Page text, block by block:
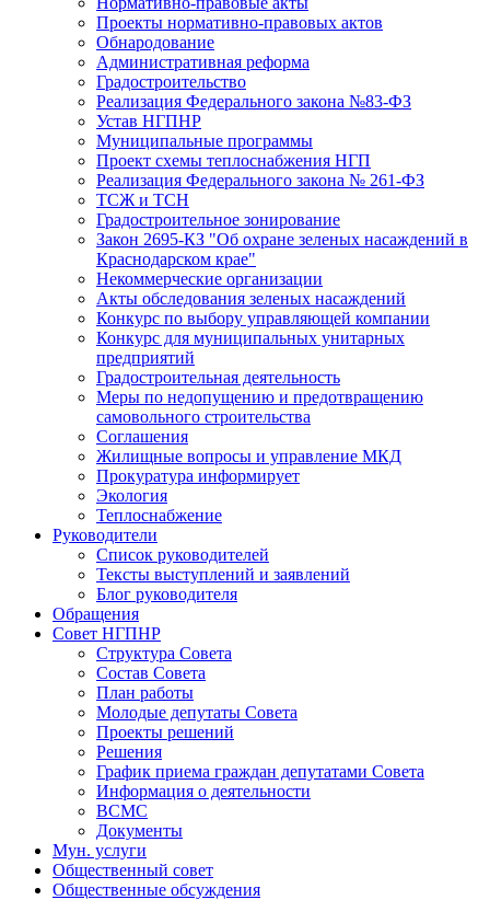
Проекты нормативно-правовых актов
Обнародование
Административная реформа
Градостроительство
Реализация Федерального закона №83-ФЗ
Устав НГПНР
Муниципальные программы
Проект схемы теплоснабжения НГП
Реализация Федерального закона № 261-ФЗ
ТСЖ и ТСН
Градостроительное зонирование
Закон 2695-КЗ "Об охране зеленых насаждений в
Краснодарском крае"
Некоммерческие организации
Акты обследования зеленых насаждений
Конкурс по выбору управляющей компании
Конкурс для муниципальных унитарных
предприятий
Градостроительная деятельность
Меры по недопущению и предотвращению
самовольного строительства
Соглашения
Жилищные вопросы и управление МКД
Прокуратура информирует
Экология
Теплоснабжение
Руководители
Список руководителей
Тексты выступлений и заявлений
Блог руководителя
Обращения
Совет НГПНР
Структура Совета
Состав Совета
План работы
Молодые депутаты Совета
Проекты решений
Решения
График приема граждан депутатами Совета
Информация о деятельности
ВСМС
Документы
Мун. услуги
Общественный совет
Общественные обсуждения